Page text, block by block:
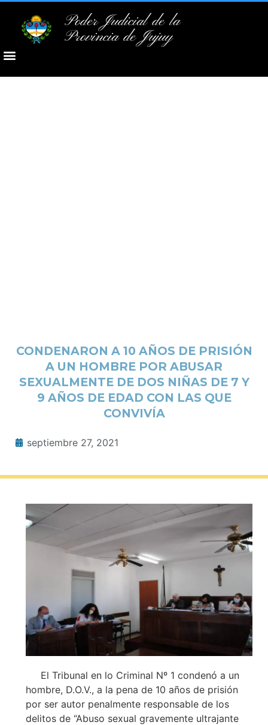
Poder Judicial de la
Provincia de Jujuy
CONDENARON A 10 AÑOS DE PRISIÓN
A UN HOMBRE POR ABUSAR
SEXUALMENTE DE DOS NIÑAS DE 7 Y
9 AÑOS DE EDAD CON LAS QUE
CONVIVÍA
septiembre 27, 2021
El Tribunal en lo Criminal Nº 1 condenó a un
hombre, D.O.V., a la pena de 10 años de prisión
por ser autor penalmente responsable de los
delitos de “Abuso sexual gravemente ultrajante